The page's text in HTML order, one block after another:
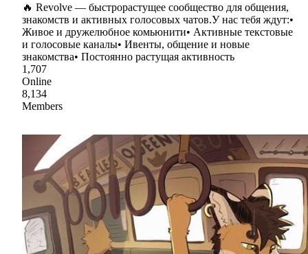
🔥 Revolve — быстрорастущее сообщество для общения,
знакомств и активных голосовых чатов.У нас тебя ждут:•
Живое и дружелюбное комьюнити• Активные текстовые
и голосовые каналы• Ивенты, общение и новые
знакомства• Постоянно растущая активность
1,707
Online
8,134
Members